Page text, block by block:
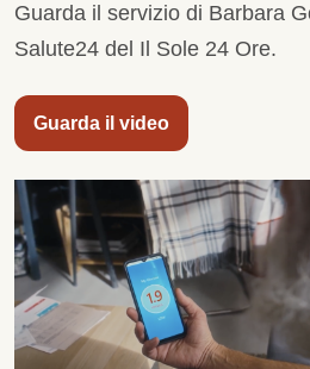
Guarda il servizio di Barbara
Salute24 del Il Sole 24 Ore.
Guarda il video